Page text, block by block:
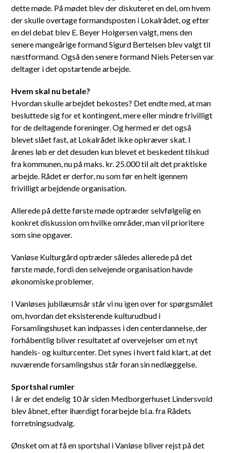
dette møde. På mødet blev der diskuteret en del, om hvem
der skulle overtage formandsposten i Lokalrådet, og efter
en del debat blev E. Beyer Holgersen valgt, mens den
senere mangeårige formand Sigurd Bertelsen blev valgt til
næstformand. Også den senere formand Niels Petersen var
deltager i det opstartende arbejde.
Hvem skal nu betale?
Hvordan skulle arbejdet bekostes? Det endte med, at man
besluttede sig for et kontingent, mere eller mindre frivilligt
for de deltagende foreninger. Og hermed er det også
blevet slået fast, at Lokalrådet ikke opkræver skat. I
årenes løb er det desuden kun blevet et beskedent tilskud
fra kommunen, nu på maks. kr. 25.000 til alt det praktiske
arbejde. Rådet er derfor, nu som før en helt igennem
frivilligt arbejdende organisation.
Allerede på dette første møde optræder selvfølgelig en
konkret diskussion om hvilke områder, man vil prioritere
som sine opgaver.
Vanløse Kulturgård optræder således allerede på det
første møde, fordi den selvejende organisation havde
økonomiske problemer.
I Vanløses jubilæumsår står vi nu igen over for spørgsmålet
om, hvordan det eksisterende kulturudbud i
Forsamlingshuset kan indpasses i den centerdannelse, der
forhåbentlig bliver resultatet af overvejelser om et nyt
handels- og kulturcenter. Det synes i hvert fald klart, at det
nuværende forsamlingshus står foran sin nedlæggelse.
Sportshal rumler
I år er det endelig 10 år siden Medborgerhuset Lindersvold
blev åbnet, efter ihærdigt forarbejde bl.a. fra Rådets
forretningsudvalg.
Ønsket om at få en sportshal i Vanløse bliver rejst på det